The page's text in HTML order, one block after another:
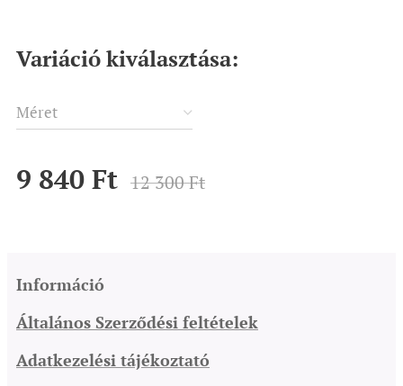
Variáció kiválasztása:
Méret
9 840 Ft 12 300Ft
Információ
Általános Szerződési feltételek
Adatkezelési tájékoztató